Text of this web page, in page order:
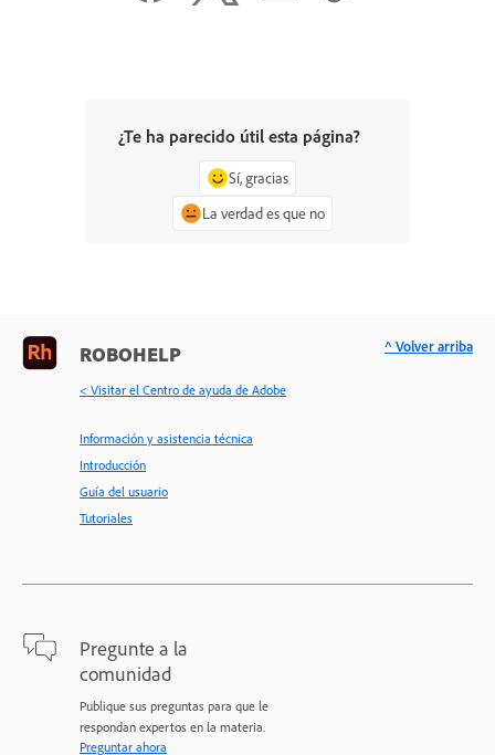
¿Te ha parecido útil esta página?
Sí, gracias
La verdad es que no
ROBOHELP
< Visitar el Centro de ayuda de Adobe
Información y asistencia técnica
Introducción
Guía del usuario
Tutoriales
Pregunte a la
comunidad
Publique sus preguntas para que le
respondan expertos en la materia.
Preguntar ahora
^ Volver arriba